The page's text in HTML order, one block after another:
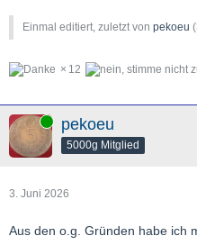
Einmal editiert, zuletzt von pekoeu (
12
Online pekoeu
5000g Mitglied
3. Juni 2026
Aus den o.g. Gründen habe ich